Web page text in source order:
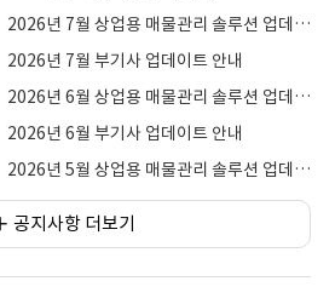
2026년 7월 상업용 매물관리 솔루션 업데이트 안내
2026년 7월 부기사 업데이트 안내
2026년 6월 상업용 매물관리 솔루션 업데이트 안내
2026년 6월 부기사 업데이트 안내
2026년 5월 상업용 매물관리 솔루션 업데이트 안내
공지사항 더보기